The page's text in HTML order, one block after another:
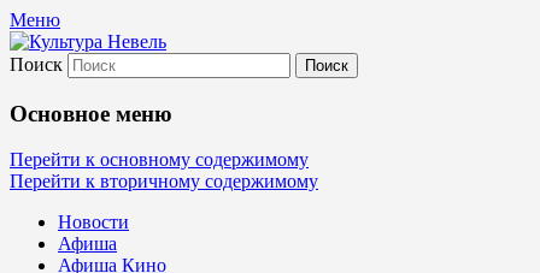
Меню
Культура Невель
МБУК Невельского района "Культура
и досуг"
Поиск
Основное меню
Перейти к основному содержимому
Перейти к вторичному содержимому
Новости
Афиша
Афиша Кино